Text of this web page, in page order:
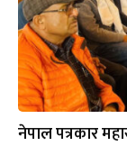
नेपाल पत्रकार